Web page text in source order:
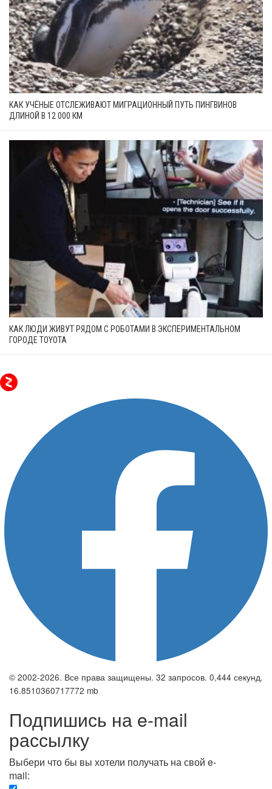
КАК УЧЁНЫЕ ОТСЛЕЖИВАЮТ МИГРАЦИОННЫЙ ПУТЬ ПИНГВИНОВ
ДЛИНОЙ В 12 000 КМ
КАК ЛЮДИ ЖИВУТ РЯДОМ С РОБОТАМИ В ЭКСПЕРИМЕНТАЛЬНОМ
ГОРОДЕ TOYOTA
© 2002-2026. Все права защищены. 32 запросов. 0,444 секунд.
16.8510360717772 mb
Подпишись на e-mail
рассылку
Выбери что бы вы хотели получать на свой e-
mail: